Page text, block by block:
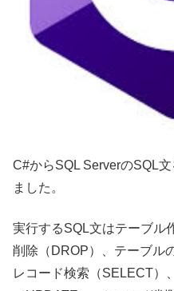
C#からSQL ServerのSQL
ました。
実行するSQL文はテーブル
削除（DROP）、テーブル
レコード検索（SELECT）